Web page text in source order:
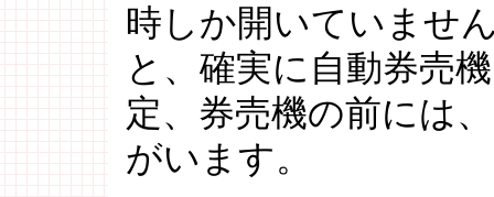
時しか開いていませ
と、確実に自動券売
定、券売機の前には
がいます。